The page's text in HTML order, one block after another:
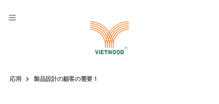
応用 製品設計の顧客の需要 1